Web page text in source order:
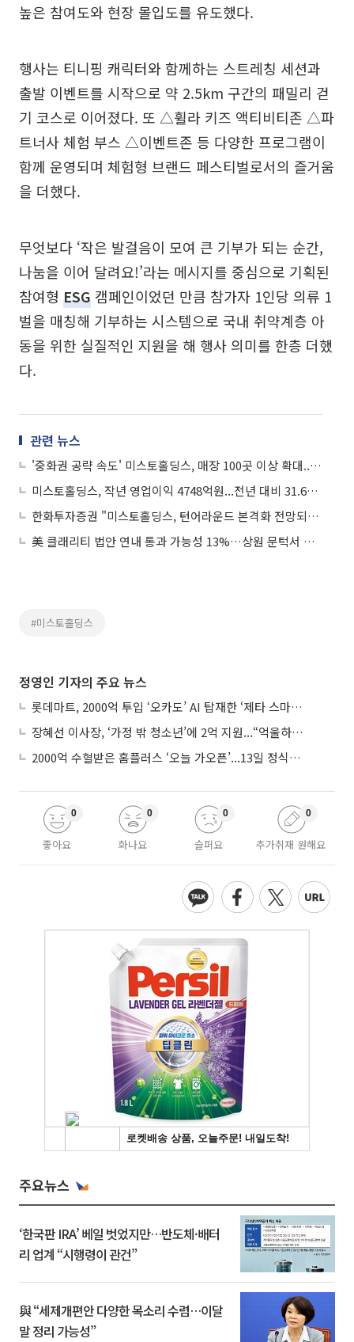
높은 참여도와 현장 몰입도를 유도했다.
행사는 티니핑 캐릭터와 함께하는 스트레칭 세션과
출발 이벤트를 시작으로 약 2.5km 구간의 패밀리 걷
기 코스로 이어졌다. 또 △휠라 키즈 액티비티존 △파
트너사 체험 부스 △이벤트존 등 다양한 프로그램이
함께 운영되며 체험형 브랜드 페스티벌로서의 즐거움
을 더했다.
무엇보다 ‘작은 발걸음이 모여 큰 기부가 되는 순간,
나눔을 이어 달려요!’라는 메시지를 중심으로 기획된
참여형 ESG 캠페인이었던 만큼 참가자 1인당 의류 1
벌을 매칭해 기부하는 시스템으로 국내 취약계층 아
동을 위한 실질적인 지원을 해 행사 의미를 한층 더했
다.
관련 뉴스
'중화권 공략 속도' 미스토홀딩스, 매장 100곳 이상 확대...내년 5개 브랜드 론칭도
미스토홀딩스, 작년 영업이익 4748억원...전년 대비 31.6%↑
한화투자증권 "미스토홀딩스, 턴어라운드 본격화 전망되지만...K패션은 아직"
美 클래리티 법안 연내 통과 가능성 13%…상원 문턱서 제동
#미스토홀딩스
정영인 기자의 주요 뉴스
롯데마트, 2000억 투입 ‘오카도’ AI 탑재한 ‘제타 스마트센터’...온라인 장보기 판 바꾼다
장혜선 이사장, ‘가정 밖 청소년’에 2억 지원...“억울하고 아파도 단단해지길”
2000억 수혈받은 홈플러스 ‘오늘 가오픈’...13일 정식 개장 시험대
좋아요
0
화나요
0
슬퍼요
0
추가취재 원해요
0
주요뉴스
‘한국판 IRA’ 베일 벗었지만…반도체·배터
리 업계 “시행령이 관건”
與 “세제개편안 다양한 목소리 수렴…이달
말 정리 가능성”